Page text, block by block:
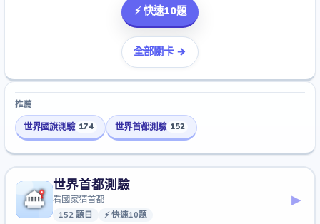
⚡ 快速10題
全部關卡 →
推薦
世界國旗測驗 174 世界首都測驗 152
世界首都測驗
看國家猜首都
152 題目 ⚡ 快速10題
▸